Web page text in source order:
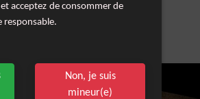
acceptez de consommer de
responsable.
Non, je suis
mineur(e)